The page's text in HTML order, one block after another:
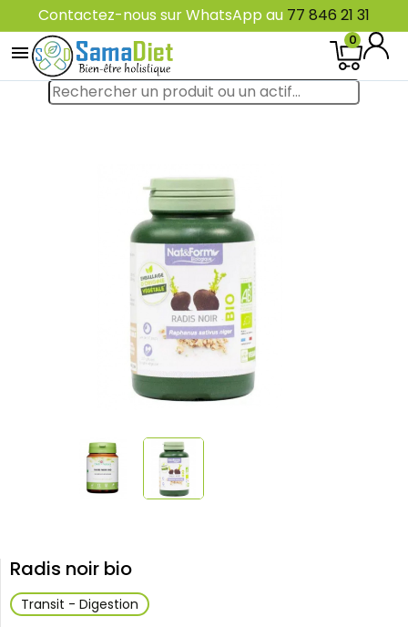
Contactez-nous sur WhatsApp au 77 846 21 31

0
Radis noir bio
Transit - Digestion